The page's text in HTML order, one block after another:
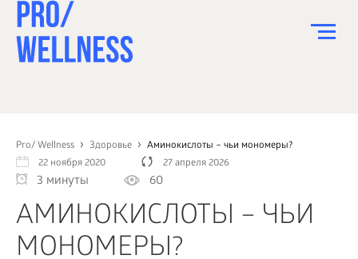
Pro/ Wellness Здоровье
Аминокислоты – чьи мономеры?
22 ноября 2020
27 апреля 2026
3 минуты 60
АМИНОКИСЛОТЫ – ЧЬИ
МОНОМЕРЫ?
СПОРТ
ЗДОРОВЬЕ
КРАСОТА
ПСИХОЛОГИЯ